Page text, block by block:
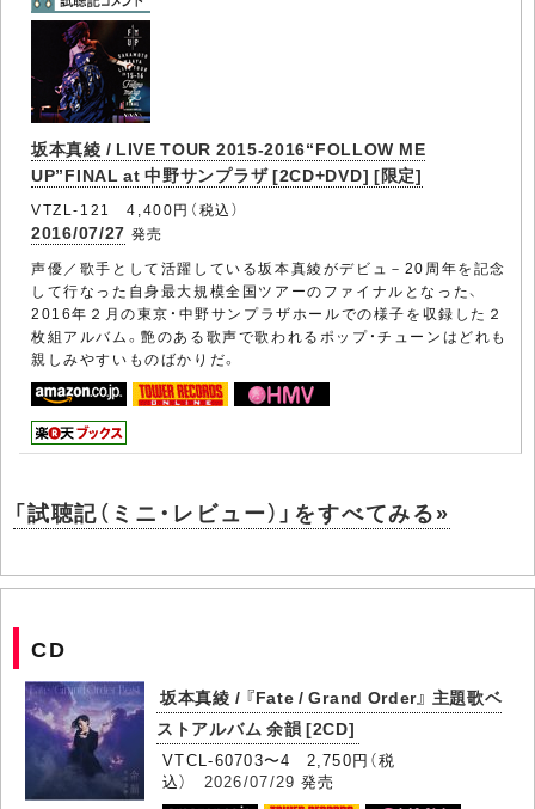
坂本真綾 / LIVE TOUR 2015-2016“FOLLOW ME
UP”FINAL at 中野サンプラザ [2CD+DVD] [限定]
VTZL-121 4,400円（税込）
2016/07/27 発売
声優／歌手として活躍している坂本真綾がデビュ－20周年を記念
して行なった自身最大規模全国ツアーのファイナルとなった、
2016年２月の東京・中野サンプラザホールでの様子を収録した２
枚組アルバム。艶のある歌声で歌われるポップ・チューンはどれも
親しみやすいものばかりだ。
「試聴記（ミニ・レビュー）」をすべてみる»
CD
坂本真綾 / 『Fate / Grand Order』 主題歌ベ
ストアルバム 余韻 [2CD]
VTCL-60703〜4 2,750円（税
込） 2026/07/29 発売